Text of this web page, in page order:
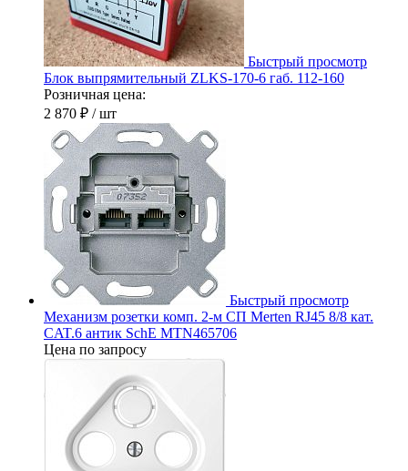
Быстрый просмотр
Блок выпрямительный ZLKS-170-6 габ. 112-160
Розничная цена:
2 870 ₽ / шт
Быстрый просмотр
Механизм розетки комп. 2-м СП Merten RJ45 8/8 кат.
CAT.6 антик SchE MTN465706
Цена по запросу